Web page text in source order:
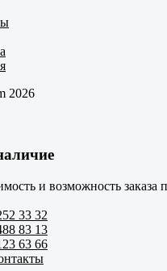
2026
и возможность заказа
33 32
83 13
63 66